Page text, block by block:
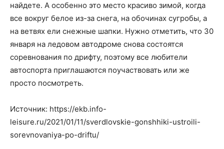
найдете. А особенно это место красиво зимой, когда
все вокруг белое из-за снега, на обочинах сугробы, а
на ветвях ели снежные шапки. Нужно отметить, что 30
января на ледовом автодроме снова состоятся
соревнования по дрифту, поэтому все любители
автоспорта приглашаются поучаствовать или же
просто посмотреть.
Источник: https://ekb.info-
leisure.ru/2021/01/11/sverdlovskie-gonshhiki-ustroili-
sorevnovaniya-po-driftu/